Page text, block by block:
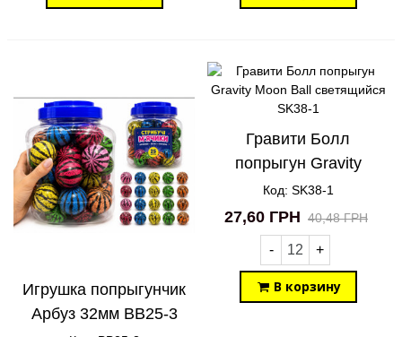
Игрушка попрыгунчик
Арбуз 32мм BB25-3
Гравити Болл
попрыгун Gravity
Moon Ball светящийся
SK38-1
Код: SK38-1
27,60 ГРН 40,48 ГРН
- +
В корзину